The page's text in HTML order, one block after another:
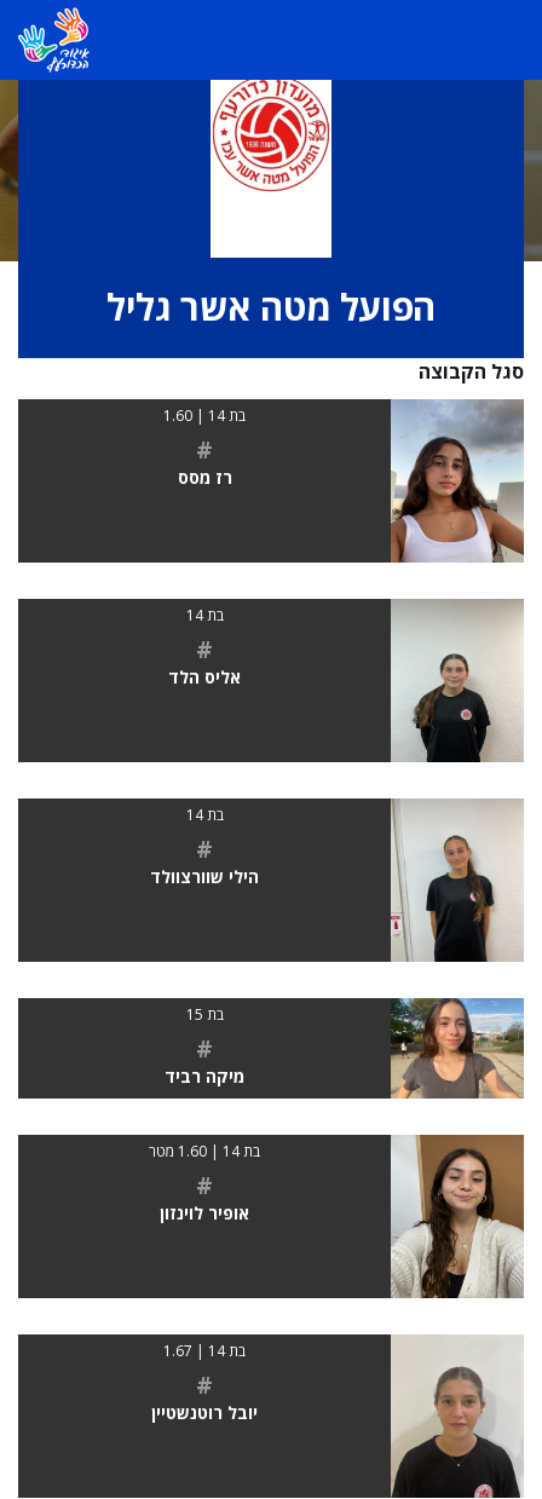
הפועל מטה אשר גליל
סגל הקבוצה
בת 14 | 1.60
#
רז מסס
בת 14
#
אליס הלד
בת 14
#
הילי שוורצוולד
בת 15
#
מיקה רביד
בת 14 | 1.60 מטר
#
אופיר לוינזון
בת 14 | 1.67
#
יובל רוטנשטיין